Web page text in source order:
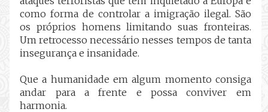
como forma de controlar a imigração ilegal. São
os próprios homens limitando suas fronteiras.
Um retrocesso necessário nesses tempos de tanta
insegurança e insanidade.
Que a humanidade em algum momento consiga
andar para a frente e possa conviver em
harmonia.